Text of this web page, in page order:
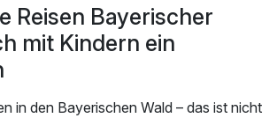
Reisen Bayerischer
mit Kindern ein
in den Bayerischen Wald – das ist nicht